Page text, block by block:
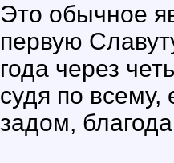
Это обычное
первую
года через
судя по
задом,